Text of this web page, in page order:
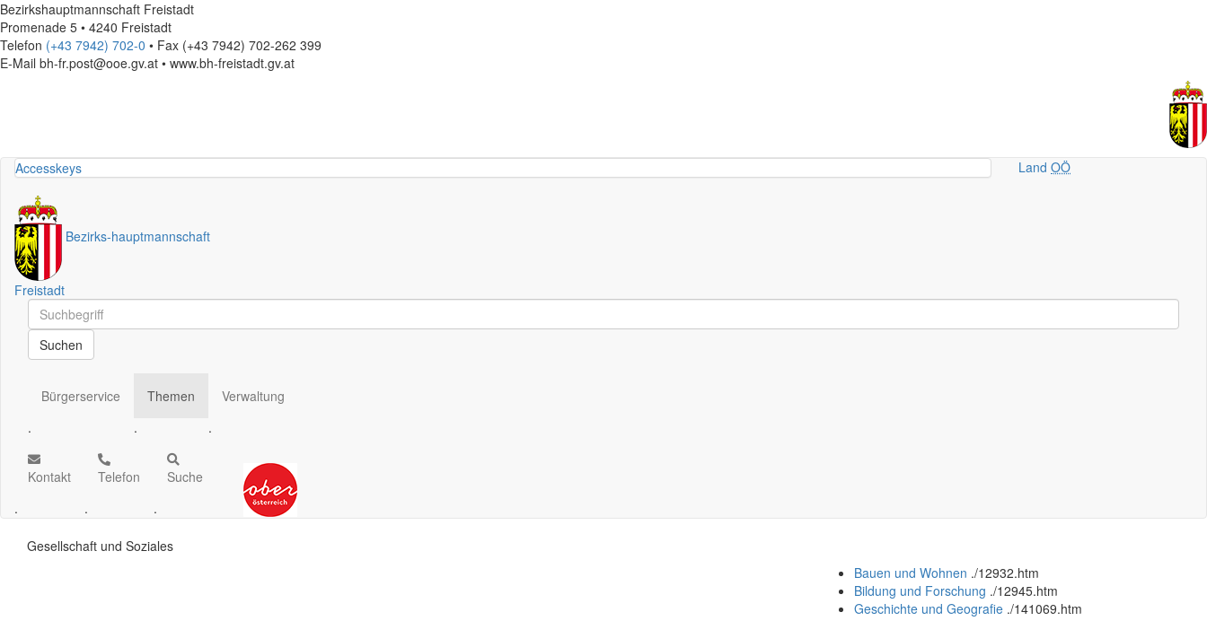
Bezirkshauptmannschaft Freistadt
Promenade 5 • 4240 Freistadt
Telefon (+43 7942) 702-0 • Fax (+43 7942) 702-262 399
E-Mail bh-fr.post@ooe.gv.at • www.bh-freistadt.gv.at
Accesskeys LandOÖ
Bezirks-hauptmannschaft
Freistadt
Schnellsuche
Schnellsuche
Suchen
Bürgerservice
.
Themen
.
Verwaltung
.
Kontakt
.
Telefon
.
Suche
.
Gesellschaft und Soziales
Bauen und Wohnen ./12932.htm
Bildung und Forschung ./12945.htm
Geschichte und Geografie ./141069.htm